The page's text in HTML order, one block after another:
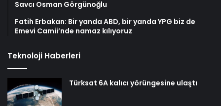
Savcı Osman Görgünoğlu
Fatih Erbakan: Bir yanda ABD, bir yanda YPG biz de
Emevi Camii’nde namaz kılıyoruz
Teknoloji Haberleri
Türksat 6A kalıcı yörüngesine ulaştı